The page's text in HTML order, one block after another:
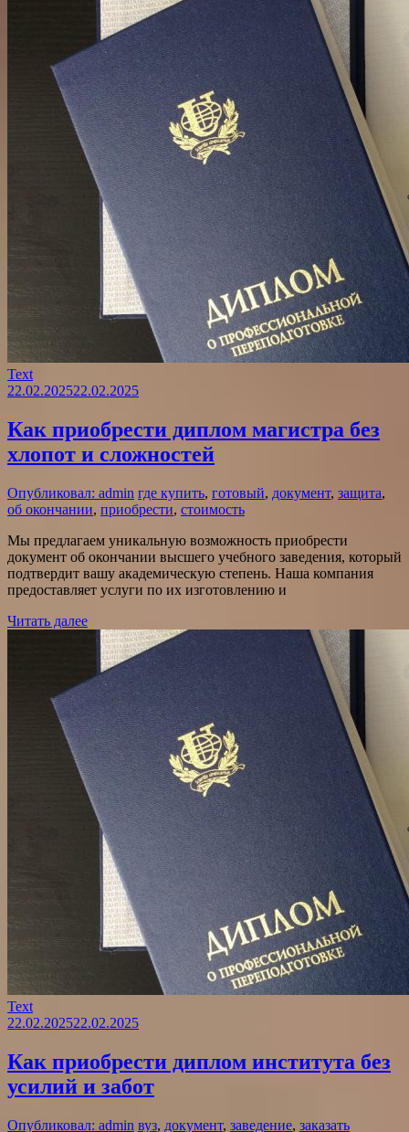
Text
22.02.202522.02.2025
Как приобрести диплом магистра без
хлопот и сложностей
Опубликовал: admin где купить, готовый, документ, защита,
об окончании, приобрести, стоимость
Мы предлагаем уникальную возможность приобрести
документ об окончании высшего учебного заведения, который
подтвердит вашу академическую степень. Наша компания
предоставляет услуги по их изготовлению и
Читать далее
Text
22.02.202522.02.2025
Как приобрести диплом института без
усилий и забот
Опубликовал: admin вуз, документ, заведение, заказать